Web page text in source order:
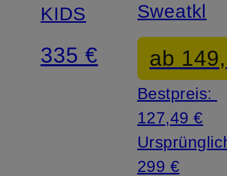
KIDS
335 € ab
Bestpreis:
127,49 €
299 €